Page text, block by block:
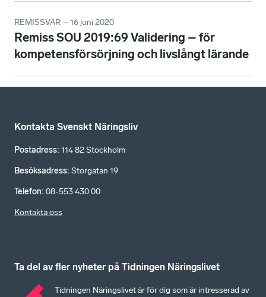
REMISSVAR – 16 juni 2020
Remiss SOU 2019:69 Validering – för
kompetensförsörjning och livslångt lärande
Kontakta Svenskt Näringsliv
Postadress: 114 82 Stockholm
Besöksadress: Storgatan 19
Telefon: 08-553 430 00
Kontakta oss
Ta del av fler nyheter på Tidningen Näringslivet
Tidningen Näringslivet är för dig som är intresserad av